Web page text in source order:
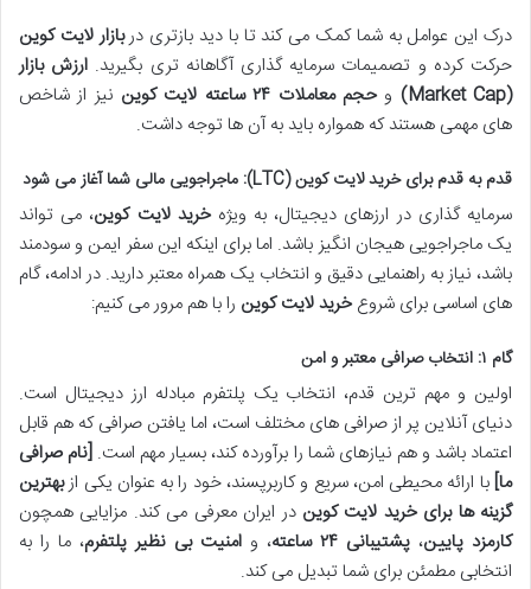
درک این عوامل به شما کمک می کند تا با دید بازتری دربازار لایت کوین
حرکت کرده و تصمیمات سرمایه گذاری آگاهانه تری بگیرید. ارزش بازار
(Market Cap)
وحجم معاملات ۲۴ ساعته لایت کوین
نیز از شاخص
های مهمی هستند که همواره باید به آن ها توجه داشت.
قدم به قدم برای خرید لایت کوین (LTC): ماجراجویی مالی شما آغاز می شود
سرمایه گذاری در ارزهای دیجیتال، به ویژهخرید لایت کوین، می تواند
یک ماجراجویی هیجان انگیز باشد. اما برای اینکه این سفر ایمن و سودمند
باشد، نیاز به راهنمایی دقیق و انتخاب یک همراه معتبر دارید. در ادامه، گام
های اساسی برای شروعخرید لایت کوین را با هم مرور می کنیم:
گام ۱: انتخاب صرافی معتبر و امن
اولین و مهم ترین قدم، انتخاب یک پلتفرم مبادله ارز دیجیتال است.
دنیای آنلاین پر از صرافی های مختلف است، اما یافتن صرافی که هم قابل
اعتماد باشد و هم نیازهای شما را برآورده کند، بسیار مهم است. [نام صرافی
ما]با ارائه محیطی امن، سریع و کاربرپسند، خود را به عنوان یکی ازبهترین
گزینه ها برای خرید لایت کوین در ایران معرفی می کند. مزایایی همچون
کارمزد پایین، پشتیبانی ۲۴ ساعته ، و امنیت بی نظیر پلتفرم، ما را به
انتخابی مطمئن برای شما تبدیل می کند.